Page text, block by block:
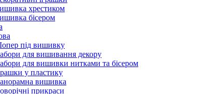
хрестиком
бісером
під вишивку
для вишивання декору
для вишивки нитками та бісером
у пластику
вишивка
прикраси